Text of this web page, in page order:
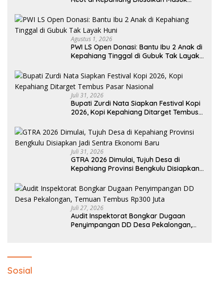
Agustus 1, 2026
PWI LS Open Donasi: Bantu Ibu 2 Anak di
Kepahiang Tinggal di Gubuk Tak Layak
Juli 31, 2026
Bupati Zurdi Nata Siapkan Festival Kopi
2026, Kopi Kepahiang Ditarget Tembus
Juli 31, 2026
GTRA 2026 Dimulai, Tujuh Desa di
Kepahiang Provinsi Bengkulu Disiapkan
Juli 27, 2026
Audit Inspektorat Bongkar Dugaan
Penyimpangan DD Desa Pekalongan,
Sosial